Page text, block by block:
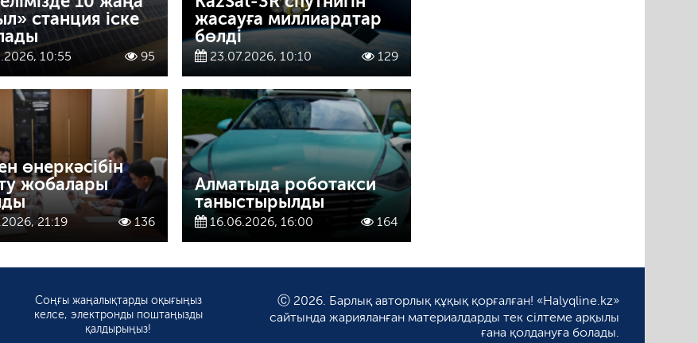
станция іске
10:55 95
жасауға миллиардтар
бөлді
23.07.2026, 10:10 129
өнеркәсібін
жобалары
21:19 136
Алматыда роботакси
таныстырылды
16.06.2026, 16:00 164
Соңғы жаңалықтарды оқығыңыз
келсе, электронды поштаңызды
қалдырыңыз!
Ⓒ 2026. Барлық авторлық құқық қорғалған! «Halyqline.kz»
сайтында жарияланған материалдарды тек сілтеме арқылы
ғана қолдануға болады.